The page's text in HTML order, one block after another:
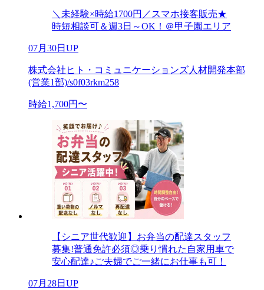
＼未経験×時給1700円／スマホ接客販売★
時短相談可＆週3日～OK！＠甲子園エリア
07月30日UP
株式会社ヒト・コミュニケーションズ人材開発本部
(営業1部)/s0f03rkm258
時給1,700円〜
【シニア世代歓迎】お弁当の配達スタッフ
募集!普通免許必須◎乗り慣れた自家用車で
安心配達♪ご夫婦でご一緒にお仕事も可！
07月28日UP